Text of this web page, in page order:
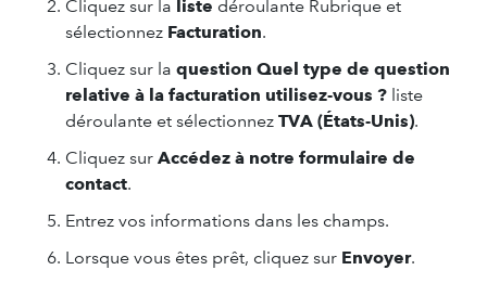
Cliquez sur la liste déroulante Rubrique et
sélectionnez Facturation.
Cliquez sur la question Quel type de question
relative à la facturation utilisez-vous ? liste
déroulante et sélectionnez TVA (États-Unis).
Cliquez sur Accédez à notre formulaire de
contact.
Entrez vos informations dans les champs.
Lorsque vous êtes prêt, cliquez sur Envoyer.